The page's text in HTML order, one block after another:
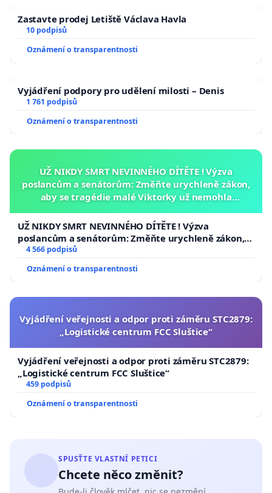
Zastavte prodej Letiště Václava Havla
10 podpisů
Oznámení o transparentnosti
Vyjádření podpory pro udělení milosti – Denis
1 761 podpisů
Oznámení o transparentnosti
UŽ NIKDY SMRT NEVINNÉHO DÍTĚTE ! Výzva
poslancům a senátorům: Změňte urychleně zákon,
aby se tragédie malé Viktorky už nemohla
UŽ NIKDY SMRT NEVINNÉHO DÍTĚTE ! Výzva
poslancům a senátorům: Změňte urychleně zákon,
aby se tragédie malé Viktorky už nemohla opakovat!
4 566 podpisů
Oznámení o transparentnosti
Vyjádření veřejnosti a odpor proti záměru STC2879:
„Logistické centrum FCC Sluštice“
Vyjádření veřejnosti a odpor proti záměru STC2879:
„Logistické centrum FCC Sluštice“
459 podpisů
Oznámení o transparentnosti
SPUSŤTE VLASTNÍ PETICI
Chcete něco změnit?